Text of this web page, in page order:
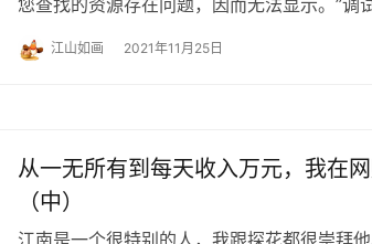
您查找的资源存在问题，因而无法显示。”
江山如画 2021年11月25日
从一无所有到每天收入万元，我在
（中）